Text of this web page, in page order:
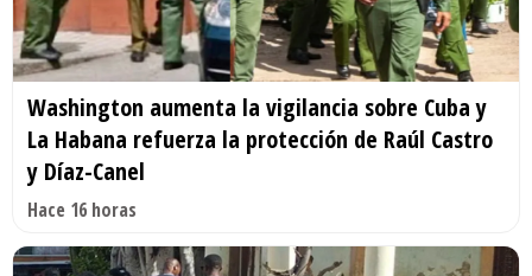
Washington aumenta la vigilancia sobre Cuba y
La Habana refuerza la protección de Raúl Castro
y Díaz-Canel
Hace 16 horas